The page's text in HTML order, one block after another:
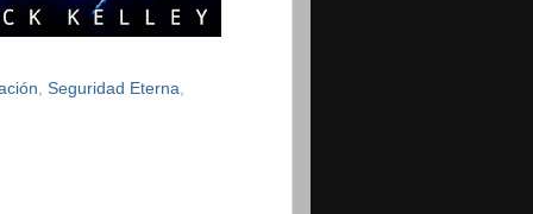
Seguridad Eterna